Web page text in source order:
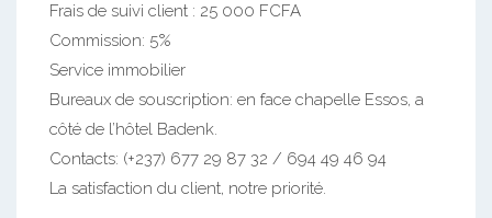
Frais de suivi client : 25 000 FCFA
Commission: 5%
Service immobilier
Bureaux de souscription: en face chapelle Essos, a
côté de l’hôtel Badenk.
Contacts: (+237) 677 29 87 32 / 694 49 46 94
La satisfaction du client, notre priorité.